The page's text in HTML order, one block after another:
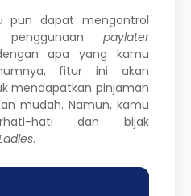
pun dapat mengontrol
penggunaan paylater
apa yang kamu
fitur ini akan
mendapatkan pinjaman
mudah. Namun, kamu
hati dan bijak
.